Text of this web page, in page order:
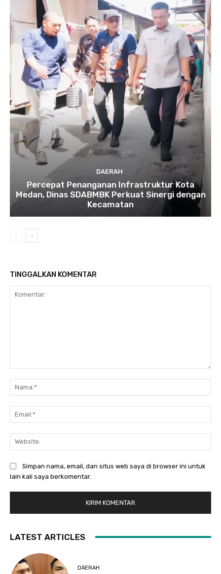
DAERAH
Percepat Penanganan Infrastruktur Kota
Medan, Dinas SDABMBK Perkuat Sinergi dengan
Kecamatan
TINGGALKAN KOMENTAR
Simpan nama, email, dan situs web saya di browser ini untuk
lain kali saya berkomentar.
LATEST ARTICLES
DAERAH